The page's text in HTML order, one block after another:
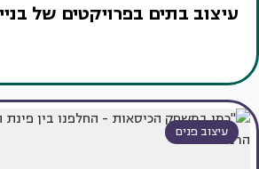
עיצוב בתים בפרויקטים של
עיצוב פנים